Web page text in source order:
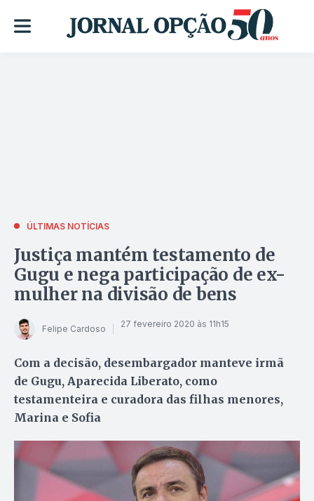
ÚLTIMAS NOTÍCIAS
Justiça mantém testamento de
Gugu e nega participação de ex-
mulher na divisão de bens
Felipe Cardoso 27 fevereiro 2020 às 11h15
Com a decisão, desembargador manteve irmã
de Gugu, Aparecida Liberato, como
testamenteira e curadora das filhas menores,
Marina e Sofia